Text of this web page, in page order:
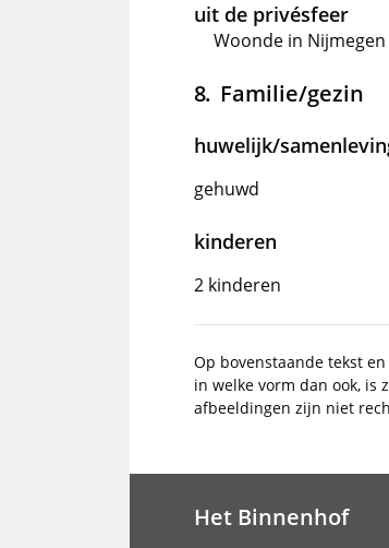
uit de privésfeer
Woonde in
Familie/gezin
huwelijk/
gehuwd
kinderen
2 kinderen
Op bovenstaande tekst
in welke vorm dan ook, is
afbeeldingen zijn niet
Het Binnenhof